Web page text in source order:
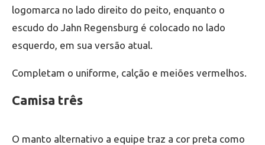
logomarca no lado direito do peito, enquanto o
escudo do Jahn Regensburg é colocado no lado
esquerdo, em sua versão atual.
Completam o uniforme, calção e meiões vermelhos.
Camisa três
O manto alternativo a equipe traz a cor preta como